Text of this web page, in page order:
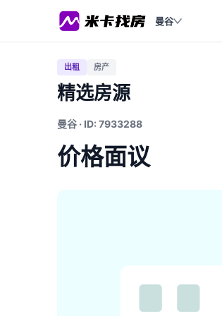
曼谷
出租 房产
精选房源
曼谷 · ID: 7933288
价格面议